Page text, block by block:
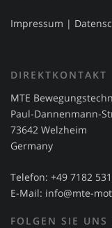
Impressum |
DIREKTKONTAKT
MTE
Paul-Dannenmann-
73642 Welzheim
Germany
Telefon: +49 7182
E-Mail: info@mte-
FOLGEN SIE UNS